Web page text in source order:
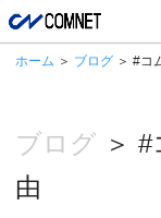
ホーム ＞ ブログ ＞ #コ
ブログ ＞
由